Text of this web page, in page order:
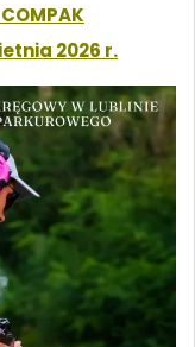
2026 r.